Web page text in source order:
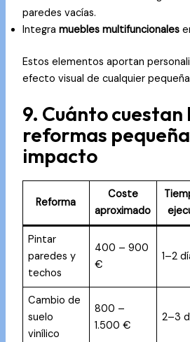
paredes vacías.
Integra muebles multifuncionales
Estos elementos aportan
efecto visual de cualquier
9. Cuánto cuestan
reformas
impacto
Reforma
Coste
aproximado
Pintar
paredes y
techos
400 – 900
€
1–2
Cambio de
suelo
vinílico
800 –
1.500 €
2–3